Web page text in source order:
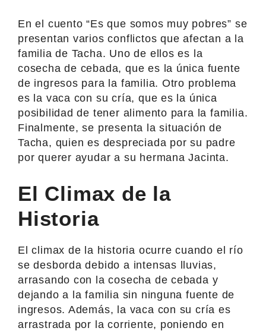
En el cuento “Es que somos muy pobres” se
presentan varios conflictos que afectan a la
familia de Tacha. Uno de ellos es la
cosecha de cebada, que es la única fuente
de ingresos para la familia. Otro problema
es la vaca con su cría, que es la única
posibilidad de tener alimento para la familia.
Finalmente, se presenta la situación de
Tacha, quien es despreciada por su padre
por querer ayudar a su hermana Jacinta.
El Climax de la
Historia
El climax de la historia ocurre cuando el río
se desborda debido a intensas lluvias,
arrasando con la cosecha de cebada y
dejando a la familia sin ninguna fuente de
ingresos. Además, la vaca con su cría es
arrastrada por la corriente, poniendo en